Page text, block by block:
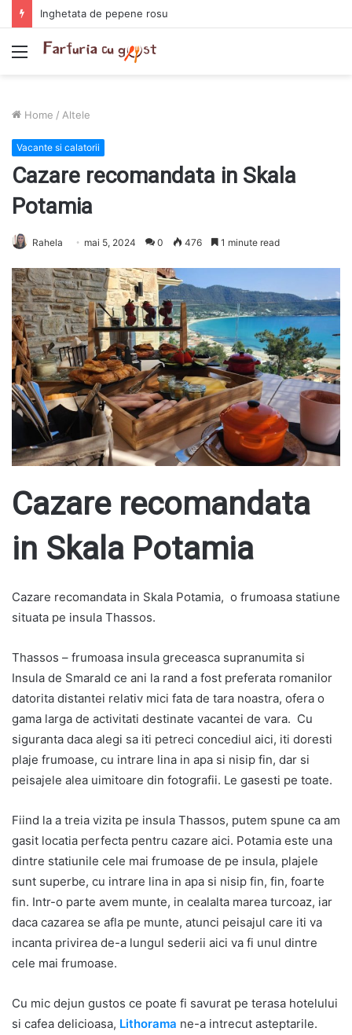
Chiftelute cu cartofi si smantana la cuptor
Menu
Home / Altele
Vacante si calatorii
Cazare recomandata in Skala
Potamia
Rahela mai 5, 2024 0 476 1 minute read
Cazare recomandata
in Skala Potamia
Cazare recomandata in Skala Potamia, o frumoasa statiune
situata pe insula Thassos.
Thassos – frumoasa insula greceasca supranumita si
Insula de Smarald ce ani la rand a fost preferata romanilor
datorita distantei relativ mici fata de tara noastra, ofera o
gama larga de activitati destinate vacantei de vara. Cu
siguranta daca alegi sa iti petreci concediul aici, iti doresti
plaje frumoase, cu intrare lina in apa si nisip fin, dar si
peisajele alea uimitoare din fotografii. Le gasesti pe toate.
Fiind la a treia vizita pe insula Thassos, putem spune ca am
gasit locatia perfecta pentru cazare aici. Potamia este una
dintre statiunile cele mai frumoase de pe insula, plajele
sunt superbe, cu intrare lina in apa si nisip fin, fin, foarte
fin. Intr-o parte avem munte, in cealalta marea turcoaz, iar
daca cazarea se afla pe munte, atunci peisajul care iti va
incanta privirea de-a lungul sederii aici va fi unul dintre
cele mai frumoase.
Cu mic dejun gustos ce poate fi savurat pe terasa hotelului
si cafea delicioasa, Lithorama ne-a intrecut asteptarile.